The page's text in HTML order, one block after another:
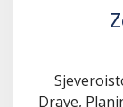
Drave,